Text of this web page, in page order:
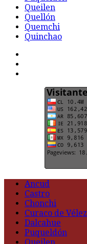
Queilen
Quellón
Quemchi
Quinchao
Ancud
Castro
Chonchi
Curaco de Vélez
Dalcahue
Puqueldón